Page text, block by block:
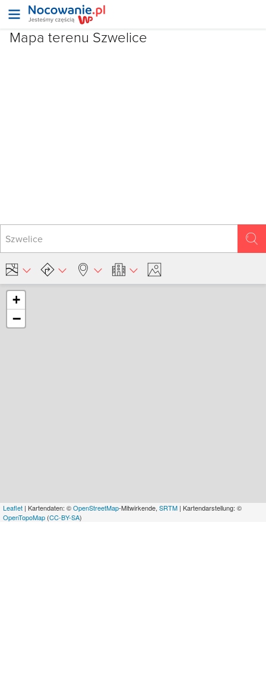
Mapa terenu Szwelice
+
−
Leaflet | Kartendaten: ©OpenStreetMap-Mitwirkende, SRTM | Kartendarstellung: ©
OpenTopoMap (CC-BY-SA)